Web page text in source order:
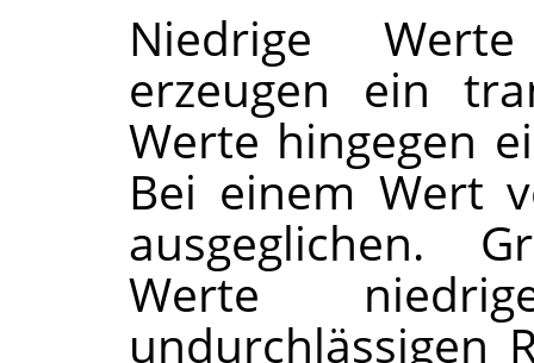
Niedrige
erzeugen ein
Werte hingegen
Bei einem Wert
ausgeglichen.
Werte
undurchlässigen